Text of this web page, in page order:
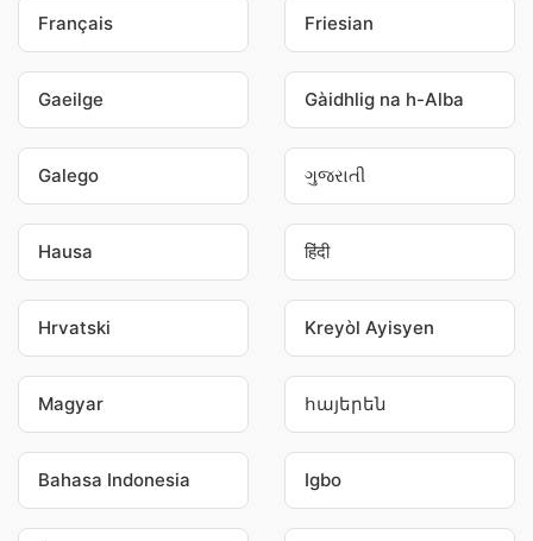
Français Friesian
Gaeilge Gàidhlig na h-Alba
Galego ગુજરાતી
Hausa हिंदी
Hrvatski Kreyòl Ayisyen
Magyar հայերեն
Bahasa Indonesia Igbo